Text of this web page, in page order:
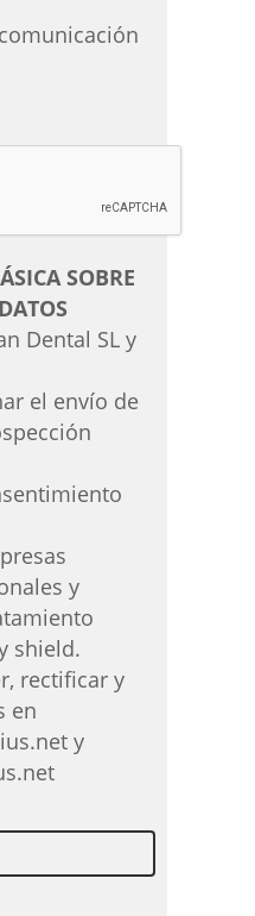
SOBRE
Dental SL y
el envío de
y
shield.
rectificar y
en
y